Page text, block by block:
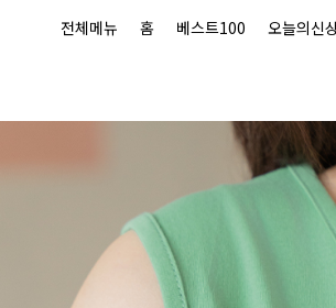
전체메뉴 홈 베스트100 오늘의신